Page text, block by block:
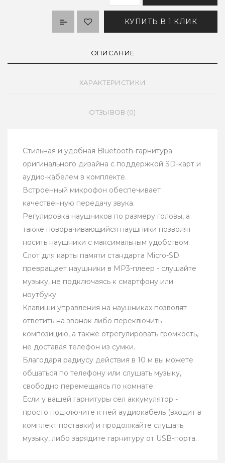
КУПИТЬ В 1 КЛИК
ОПИСАНИЕ
ХАРАКТЕРИСТИКИ
ОТЗЫВОВ (0)
Стильная и удобная Bluetooth-гарнитура
оригинального дизайна с поддержкой SD-карт и
аудио-кабелем в комплекте.
Встроенный микрофон обеспечивает
качественную передачу звука.
Регулировка наушников по размеру головы, а
также поворачивающийся наушники позволят
носить наушники с максимальным удобством.
Слот для карты памяти стандарта Micro-SD
превращает наушники в MP3-плеер - слушайте
музыку, не подключаясь к смартфону или
ноутбуку.
Клавиши управления на наушниках позволят
ответить на звонок либо переключить
композицию, а также отрегулировать громкость,
не доставая телефон из сумки.
Благодаря радиусу действия в 10 м вы можете
общаться по телефону или слушать музыку,
свободно перемещаясь по комнате.
Если у вашей гарнитуры сел аккумулятор -
просто подключите к ней аудиокабель (входит в
комплект поставки) и продолжайте слушать
музыку, либо зарядите гарнитуру от USB-порта.